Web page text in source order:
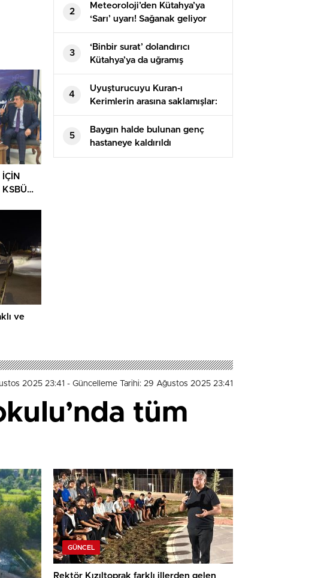
KSBÜ
ve
2
Meteoroloji’den Kütahya’ya
‘Sarı’ uyarı! Sağanak geliyor
3
‘Binbir surat’ dolandırıcı
Kütahya’ya da uğramış
4
Uyuşturucuyu Kuran-ı
Kerimlerin arasına saklamışlar:
5 tutuklama
5
Baygın halde bulunan genç
hastaneye kaldırıldı
2025 23:41 - Güncelleme Tarihi: 29 Ağustos 2025 23:41
tüm
GÜNCEL
Rektör Kızıltoprak farklı illerden gelen